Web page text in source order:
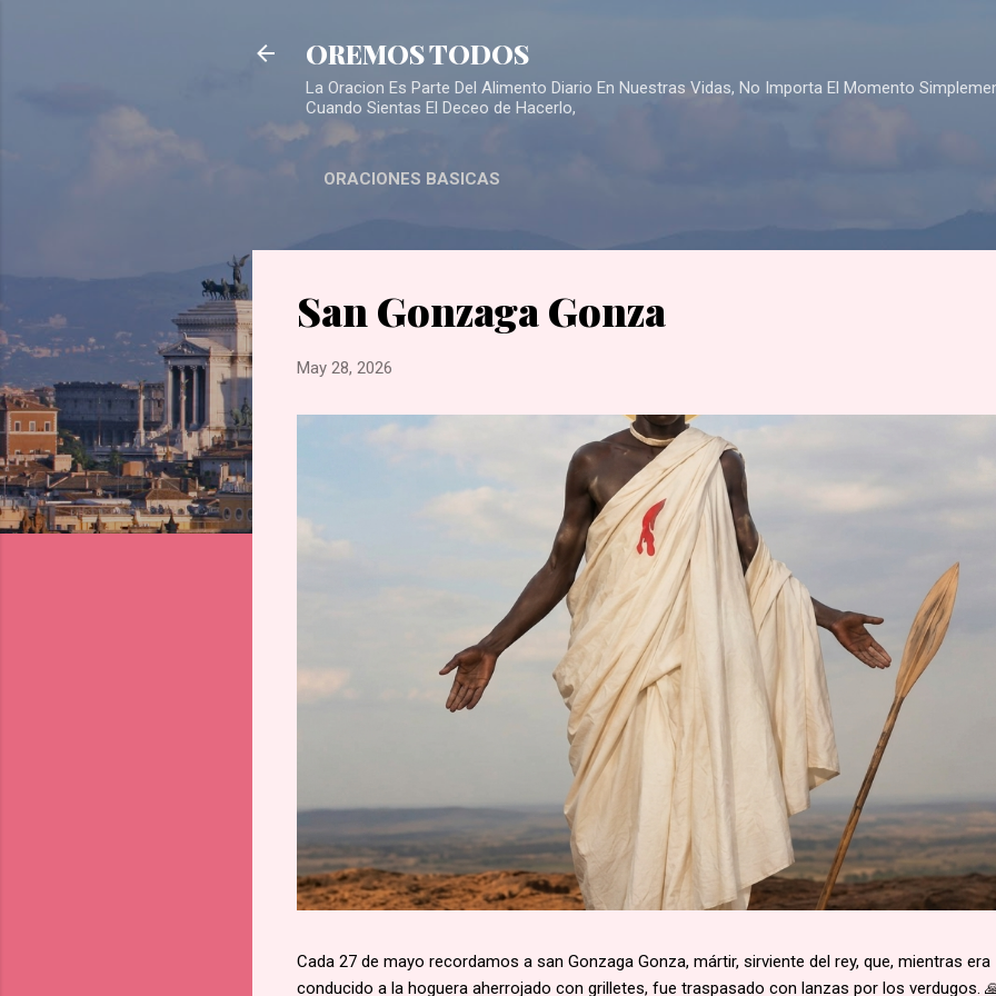
OREMOS TODOS
La Oracion Es Parte Del Alimento Diario En Nuestras Vidas, No Importa El Momento
Cuando Sientas El Deceo de Hacerlo,
ORACIONES BASICAS
San Gonzaga Gonza
May 28, 2026
Cada 27 de mayo recordamos a san Gonzaga Gonza, mártir, sirviente del rey, que, mientras era
conducido a la hoguera aherrojado con grilletes, fue traspasado con lanzas por los verdugos.